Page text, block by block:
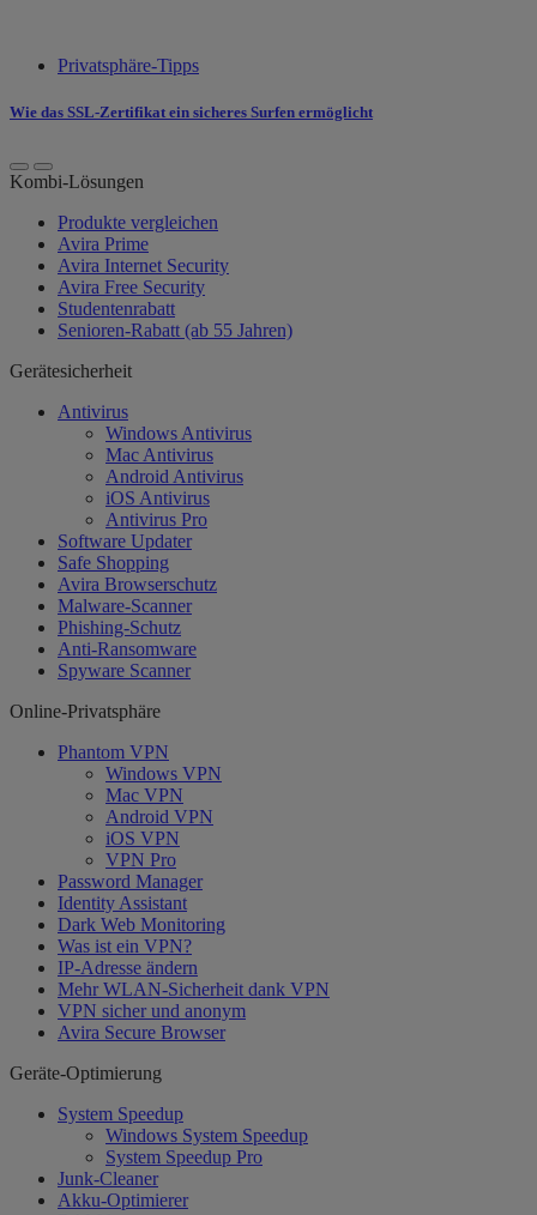
Privatsphäre-Tipps
Wie das SSL-Zertifikat ein sicheres Surfen ermöglicht
Kombi-Lösungen
Produkte vergleichen
Avira Prime
Avira Internet Security
Avira Free Security
Studentenrabatt
Senioren-Rabatt (ab 55 Jahren)
Gerätesicherheit
Antivirus
Windows Antivirus
Mac Antivirus
Android Antivirus
iOS Antivirus
Antivirus Pro
Software Updater
Safe Shopping
Avira Browserschutz
Malware-Scanner
Phishing-Schutz
Anti-Ransomware
Spyware Scanner
Online-Privatsphäre
Phantom VPN
Windows VPN
Mac VPN
Android VPN
iOS VPN
VPN Pro
Password Manager
Identity Assistant
Dark Web Monitoring
Was ist ein VPN?
IP-Adresse ändern
Mehr WLAN-Sicherheit dank VPN
VPN sicher und anonym
Avira Secure Browser
Geräte-Optimierung
System Speedup
Windows System Speedup
System Speedup Pro
Junk-Cleaner
Akku-Optimierer